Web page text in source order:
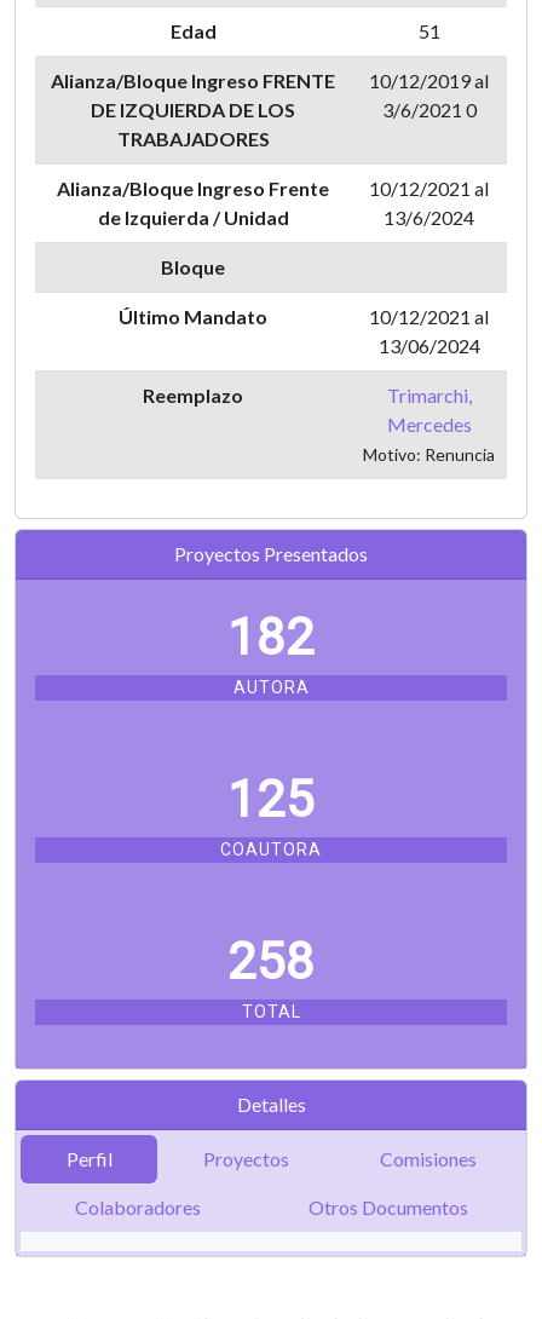
Edad 51
Alianza/Bloque Ingreso FRENTE
DE IZQUIERDA DE LOS
TRABAJADORES
10/12/2019 al
3/6/2021 0
Alianza/Bloque Ingreso Frente
de Izquierda / Unidad
10/12/2021 al
13/6/2024
Bloque
Último Mandato
10/12/2021 al
13/06/2024
Reemplazo
Trimarchi,
Mercedes
Motivo: Renuncia
Proyectos Presentados
182
AUTORA
134
COAUTORA
293
TOTAL
Detalles
Perfil Proyectos Comisiones
Colaboradores Otros Documentos